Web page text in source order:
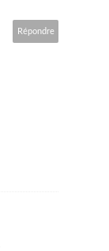
Répondre